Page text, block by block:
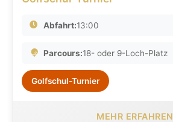
Abfahrt:13:00
Parcours:18- oder 9-Loch-Platz
Golfschul-Turnier
MEHR ERFAHREN